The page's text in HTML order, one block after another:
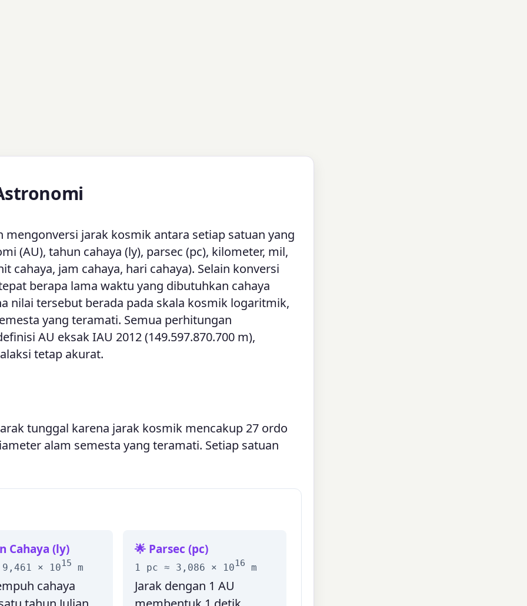
mengonversi jarak kosmik antara setiap satuan yang
(AU), tahun cahaya (ly), parsec (pc), kilometer, mil,
cahaya, jam cahaya, hari cahaya). Selain konversi
berapa lama waktu yang dibutuhkan cahaya
nilai tersebut berada pada skala kosmik logaritmik,
yang teramati. Semua perhitungan
AU eksak IAU 2012 (149.597.870.700 m),
tetap akurat.
tunggal karena jarak kosmik mencakup 27 ordo
alam semesta yang teramati. Setiap satuan
Cahaya (ly)
× 1015 m
cahaya
🌟 Parsec (pc)
1 pc ≈ 3,086 × 1016 m
Jarak dengan 1 AU